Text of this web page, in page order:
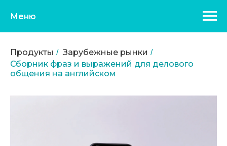
Меню
Продукты / Зарубежные рынки /
Сборник фраз и выражений для делового
общения на английском